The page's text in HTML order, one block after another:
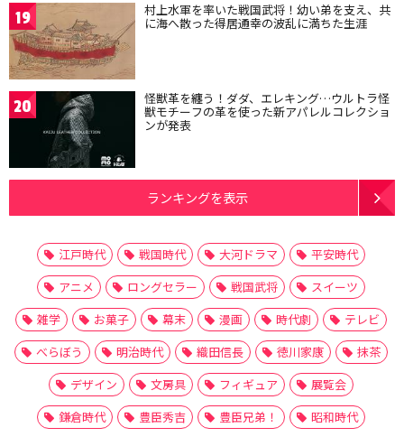
19 村上水軍を率いた戦国武将！幼い弟を支え、共
に海へ散った得居通幸の波乱に満ちた生涯
20 怪獣革を纏う！ダダ、エレキング…ウルトラ怪
獣モチーフの革を使った新アパレルコレクショ
ンが発表
ランキングを表示
江戸時代 戦国時代 大河ドラマ
平安時代
アニメ
ロングセラー 戦国武将
スイーツ
雑学
お菓子 幕末 漫画 時代劇
テレビ
べらぼう
明治時代 織田信長 徳川家康
抹茶
デザイン
文房具 フィギュア
展覧会
鎌倉時代
豊臣秀吉 豊臣兄弟！
昭和時代